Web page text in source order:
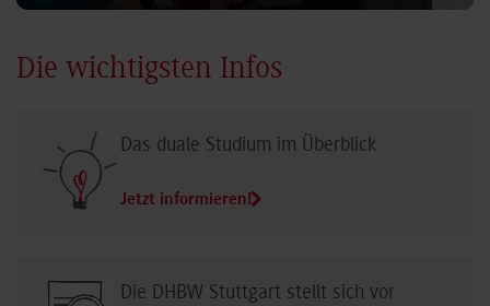
Die wichtigsten Infos
Das duale Studium im Überblick
Jetzt informieren!
Die DHBW Stuttgart stellt sich vor